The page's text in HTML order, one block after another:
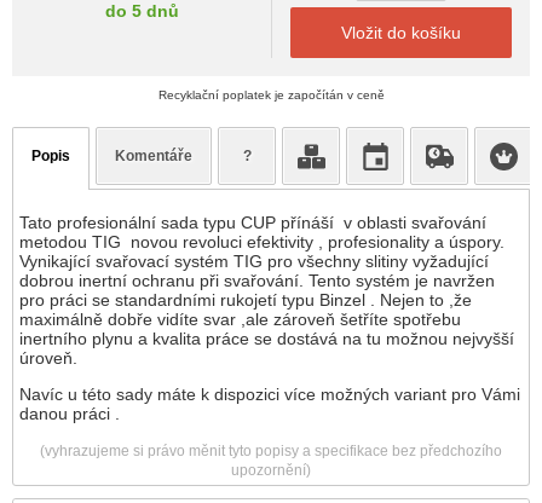
do 5 dnů
Vložit do košíku
Recyklační poplatek je započítán v ceně
Popis Komentáře ?
Tato profesionální sada typu CUP přínáší v oblasti svařování
metodou TIG novou revoluci efektivity , profesionality a úspory.
Vynikající svařovací systém TIG pro všechny slitiny vyžadující
dobrou inertní ochranu při svařování. Tento systém je navržen
pro práci se standardními rukojetí typu Binzel . Nejen to ,že
maximálně dobře vidíte svar ,ale zároveň šetříte spotřebu
inertního plynu a kvalita práce se dostává na tu možnou nejvyšší
úroveň.
Navíc u této sady máte k dispozici více možných variant pro Vámi
danou práci .
(vyhrazujeme si právo měnit tyto popisy a specifikace bez předchozího
upozornění)